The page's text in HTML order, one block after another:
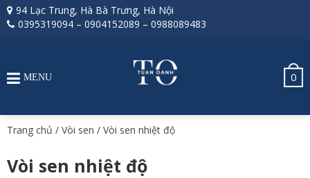
94 Lạc Trung, Hà Bà Trưng, Hà Nội
0395319094 – 0904152089 – 0988089483
0
MENU
Trang chủ / Vòi sen / Vòi sen nhiệt độ
Vòi sen nhiệt độ